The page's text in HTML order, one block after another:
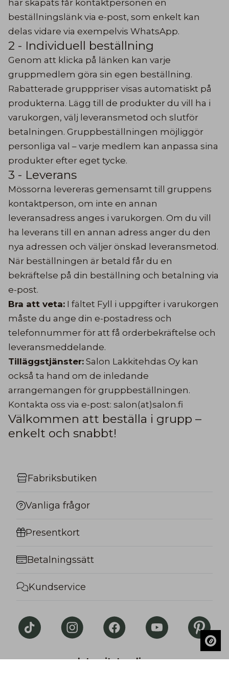
har skapats får kontaktpersonen en
beställningslänk via e-post, som enkelt kan
delas vidare via exempelvis WhatsApp.
2 - Individuell beställning
Genom att klicka på länken kan varje
gruppmedlem göra sin egen beställning.
Rabatterade grupppriser visas automatiskt på
produkterna. Lägg till de produkter du vill ha i
varukorgen, välj leveransmetod och slutför
betalningen. Gruppbeställningen möjliggör
personliga val – varje medlem kan anpassa sina
produkter efter eget tycke.
3 - Leverans
Mössorna levereras gemensamt till gruppens
kontaktperson, om inte en annan
leveransadress anges i varukorgen. Om du vill
ha leverans till en annan adress anger du den
nya adressen och väljer önskad leveransmetod.
När beställningen är betald får du en
bekräftelse på din beställning och betalning via
e-post.
Bra att veta: I fältet Fyll i uppgifter i varukorgen
måste du ange din e-postadress och
telefonnummer för att få orderbekräftelse och
leveransmeddelande.
Tilläggstjänster: Salon Lakkitehdas Oy kan
också ta hand om de inledande
arrangemangen för gruppbeställningen.
Kontakta oss via e-post: salon(at)salon.fi
Välkommen att beställa i grupp –
enkelt och snabbt!
Fabriksbutiken
Vanliga frågor
Presentkort
Betalningssätt
Kundservice
Integritetspolicy